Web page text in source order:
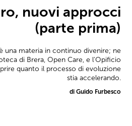
nuovi approcci
(parte prima)
una materia in continuo divenire; ne
di Brera, Open Care, e l'Opificio
quanto il processo di evoluzione
stia accelerando.
di Guido Furbesco